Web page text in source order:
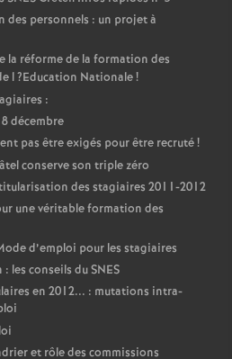
des personnels : un projet à
la réforme de la formation des
l?Education Nationale!
:
décembre
pas être exigés pour être recruté!
conserve son triple zéro
des stagiaires 2011-2012
une véritable formation des
d’emploi pour les stagiaires
les conseils duSNES
en 2012... : mutations intra-
et rôle des commissions